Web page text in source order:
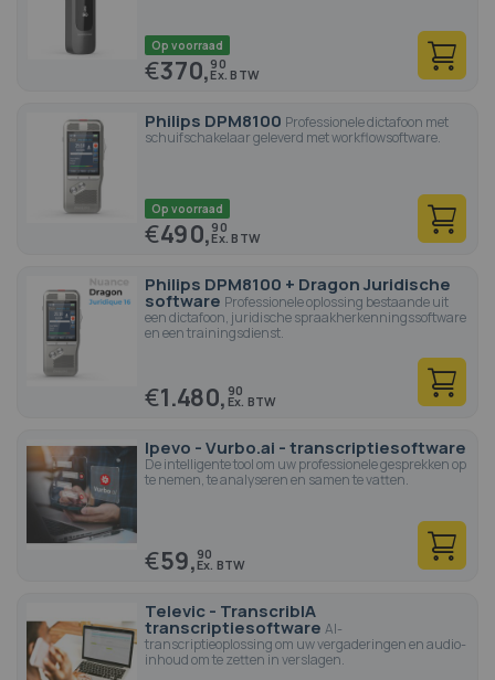
Op voorraad
€370,90
Philips DPM8100 Professionele dictafoon met
schuifschakelaar geleverd met workflowsoftware.
Op voorraad
€490,90
Philips DPM8100 + Dragon Juridische
software Professionele oplossing bestaande uit
een dictafoon, juridische spraakherkenningssoftware
en een trainingsdienst.
€1.480, 90
Ipevo - Vurbo.ai - transcriptiesoftware
De intelligente tool om uw professionele gesprekken op
te nemen, te analyseren en samen te vatten.
€59,90
Televic - TranscribIA
transcriptiesoftware AI-
transcriptieoplossing om uw vergaderingen en audio-
inhoud om te zetten in verslagen.